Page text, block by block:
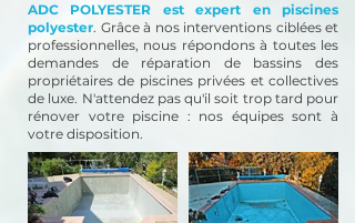
ADC POLYESTER est expert en piscines
polyester. Grâce à nos interventions ciblées et
professionnelles, nous répondons à toutes les
demandes de réparation de bassins des
propriétaires de piscines privées et collectives
de luxe. N'attendez pas qu'il soit trop tard pour
rénover votre piscine : nos équipes sont à
votre disposition.